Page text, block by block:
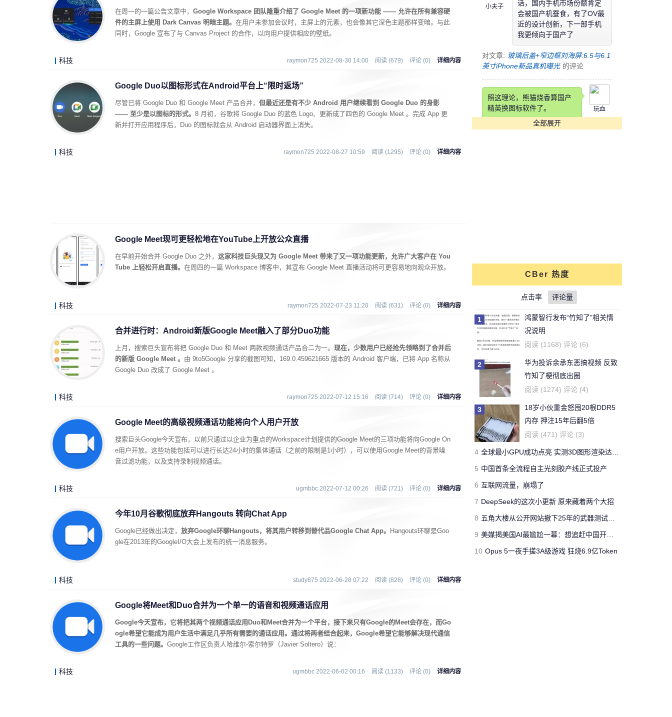
在周一的一篇公告文章中， Google Workspace 团队隆重介绍了 Google Meet 的一项新功能 —— 允许在所有兼容硬
件的主屏上使用 Dark Canvas 明暗主题。 在用户未参加会议时，主屏上的元素，也会像其它深色主题那样变暗。与此
同时，Google 宣布了与 Canvas Project 的合作，以向用户提供相应的壁纸。
科技 raymon725 2022-08-30 14:00 阅读 (679) 评论 (0) 详细内容
Google Duo以图标形式在Android平台上“限时返场”
尽管已将 Google Duo 和 Google Meet 产品合并， 但最近还是有不少 Android 用户继续看到 Google Duo 的身影
—— 至少是以图标的形式。 8 月初，谷歌将 Google Duo 的蓝色 Logo、更新成了四色的 Google Meet 。完成 App 更
新并打开应用程序后，Duo 的图标就会从 Android 启动器界面上消失。
科技 raymon725 2022-08-27 10:59 阅读 (1295) 评论 (0) 详细内容
Google Meet现可更轻松地在YouTube上开放公众直播
在早前开始合并 Google Duo 之外， 这家科技巨头现又为 Google Meet 带来了又一项功能更新，允许广大客户在 You
Tube 上轻松开启直播。 在周四的一篇 Workspace 博客中，其宣布 Google Meet 直播活动将可更容易地向观众开放。
科技 raymon725 2022-07-23 11:20 阅读 (631) 评论 (0) 详细内容
合并进行时：Android新版Google Meet融入了部分Duo功能
上月，搜索巨头宣布将把 Google Duo 和 Meet 两款视频通话产品合二为一。 现在，少数用户已经抢先领略到了合并后
的新版 Google Meet 。 由 9to5Google 分享的截图可知，169.0.459621665 版本的 Android 客户端，已将 App 名称从
Google Duo 改成了 Google Meet 。
科技 raymon725 2022-07-12 15:16 阅读 (714) 评论 (0) 详细内容
Google Meet的高级视频通话功能将向个人用户开放
搜索巨头Google今天宣布，以前只通过以企业为重点的Workspace计划提供的Google Meet的三项功能将向Google On
e用户开放。这些功能包括可以进行长达24小时的集体通话（之前的限制是1小时），可以使用Google Meet的背景噪
音过滤功能，以及支持录制视频通话。
科技 ugmbbc 2022-07-12 00:26 阅读 (721) 评论 (0) 详细内容
今年10月谷歌彻底放弃Hangouts 转向Chat App
Google已经做出决定， 放弃Google环聊Hangouts，将其用户转移到替代品Google Chat App。
Hangouts环聊是Goo
gle在2013年的GoogleI/O大会上发布的统一消息服务。
科技 study875 2022-06-28 07:22 阅读 (828) 评论 (0) 详细内容
Google将Meet和Duo合并为一个单一的语音和视频通话应用
Google今天宣布，它将把其两个视频通话应用Duo和Meet合并为一个平台，接下来只有Google的Meet会存在，而Go
ogle希望它能成为用户生活中满足几乎所有需要的通话应用。通过将两者结合起来，Google希望它能够解决现代通信
工具的一些问题。 Google工作区负责人哈维尔-索尔特罗（Javier Soltero）说：
科技 ugmbbc 2022-06-02 00:16 阅读 (1133) 评论 (0) 详细内容
小夫子
话，国内手机市场份额肯定
会被国产机蚕食，有了OV最
近的设计创新，下一部手机
我更倾向于国产了
对文章: 玻璃后盖+窄边框刘海屏:6.5与6.1
英寸iPhone新品真机曝光 的评论
玩血
照这理论，熊猫烧香算国产
精英换图标软件了。
对文章: 快压发布告用户书 称国产软件生
了。。。。
对文章: 你还能活多久？这个寿命计算器
可以给出答案 的评论
牛天王
刚看完王老吉的贴，刚下的
结论，老鼠实验不适用于
人。
对文章: 吃胖算我输 华人学者今日带来减
肥新思路
的评论
Yeb123
开了一年了，操控很好 -
Forza Horizon 3 用户
对文章: 全球最快量产SUV兰博基尼Urus
正式发布 中国售价313万 的评论
jimmyfluore
国有国法，咖有咖规
对文章: 玩家网吧玩《绝地求生：大逃
杀》开挂被制裁 网管无限重启其电脑 的
评论
全部展开
CBer 热度
点击率 评论量
1
鸿蒙智行发布“竹知了”相关情
况说明
阅读 (1168) 评论 (6)
2
华为投诉余承东恶搞视频 反致
竹知了梗彻底出圈
阅读 (1274) 评论 (4)
3
18岁小伙重金怒囤20根DDR5
内存 押注15年后翻5倍
阅读 (471) 评论 (3)
4 全球最小GPU成功点亮 实测3D图形渲染达15帧
5 中国首条全流程自主光刻胶产线正式投产
6 互联网流量，崩塌了
7 DeepSeek的这次小更新 原来藏着两个大招
8 五角大楼从公开网站撤下25年的武器测试报告 担心对手借AI挖掘漏洞
9 美媒揭美国AI最尴尬一幕：想追赶中国开源模型 却没人愿意投钱
10 Opus 5一夜手搓3A级游戏 狂烧6.9亿Token